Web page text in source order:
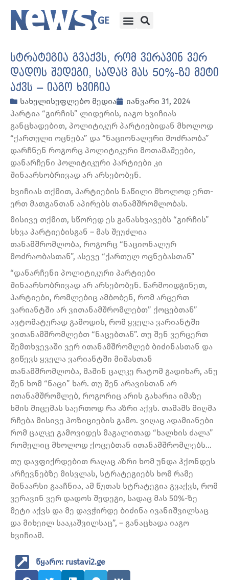
სტრატეგია გვაქვს, რომ ვერავინ ვერ
დადოს შედეგი, სადაც მას 50%-ზე მეტი
აქვს – იაგო ხვიჩია
სახელისუფლებო მედია
იანვარი 31, 2024
პარტია “გირჩის” ლიდერის, იაგო ხვიჩიას
განცხადებით, პოლიტიკურ პარტიებიდან მხოლოდ
“ქართული ოცნება” და “ნაციონალური მოძრაობა”
დარჩნენ როგორც პოლიტიკური მოთამაშეები,
დანარჩენი პოლიტიკური პარტიები კი
შინაარსობრივად არ არსებობენ.
ხვიჩიას თქმით, პარტიების ნაწილი მხოლოდ ერთ-
ერთ მათგანთან აპირებს თანამშრომლობას.
მისივე თქმით, სწორედ ეს განასხვავებს “გირჩის”
სხვა პარტიებისგან – მას შეუძლია
თანამშრომლობა, როგორც “ნაციონალურ
მოძრაობასთან”, ასევე “ქართულ ოცნებასთან”
“დანარჩენი პოლიტიკური პარტიები
შინაარსობრივად არ არსებობენ. წარმოიდგინეთ,
პარტიები, რომლებიც ამბობენ, რომ არცერთ
ვარიანტში არ ვითანამშრომლებთ” ქოცებთან”
ავტომატურად გამოდის, რომ ყველა ვარიანტში
ვითანამშრომლებთ “ნაცებთან”. თუ შენ ვერცერთ
შემთხვევაში ვერ ითანამშრომლებ ბიძინასთან და
გიწევს ყველა ვარიანტში მიშასთან
თანამშრომლობა, მაშინ ცალკე რატომ გადიხარ, ანუ
შენ ხომ “ნაცი” ხარ. თუ შენ არავისთან არ
ითანამშრომლებ, როგორიც არის გახარია იმაზე
ხმის მიცემას საერთოდ რა აზრი აქვს. თამაშს მიღმა
რჩება მისივე პოზიციების გამო. ვიღაც ადამიანები
რომ ცალკე გამოვიდეს მაგალითად “ხალხის ძალა”
რომელიც მხოლოდ ქოცებთან ითანამშრომლებს…
თუ დავფიქრდებით რაღაც აზრი ხომ უნდა ჰქონდეს
არჩევნებზე მისვლას, სტრატეგიებს ხომ რამე
შინაარსი გააჩნია, ამ წუთას სტრატეგია გვაქვს, რომ
ვერავინ ვერ დადოს შედეგი, სადაც მას 50%-ზე
მეტი აქვს და მე დავჭირდე ბიძინა ივანიშვილსაც
და მიხეილ სააკაშვილსაც”, – განაცხადა იაგო
ხვიჩიამ.
წყარო: rustavi2.ge